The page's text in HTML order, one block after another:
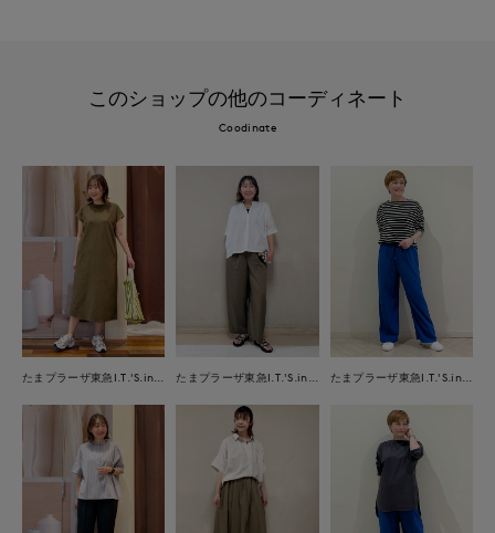
このショップの他のコーディネート
Coodinate